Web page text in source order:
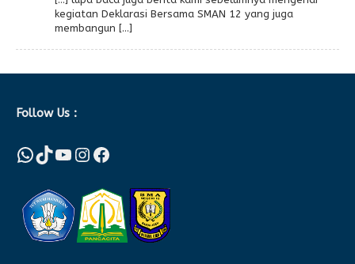
kegiatan Deklarasi Bersama SMAN 12 yang juga
membangun […]
Follow Us :
WhatsApp
TikTok
YouTube
Instagram
Facebook